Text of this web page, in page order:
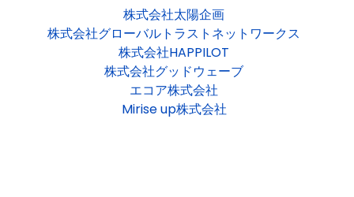
株式会社太陽企画
株式会社グローバルトラストネットワークス
株式会社HAPPILOT
株式会社グッドウェーブ
エコア株式会社
Mirise up株式会社